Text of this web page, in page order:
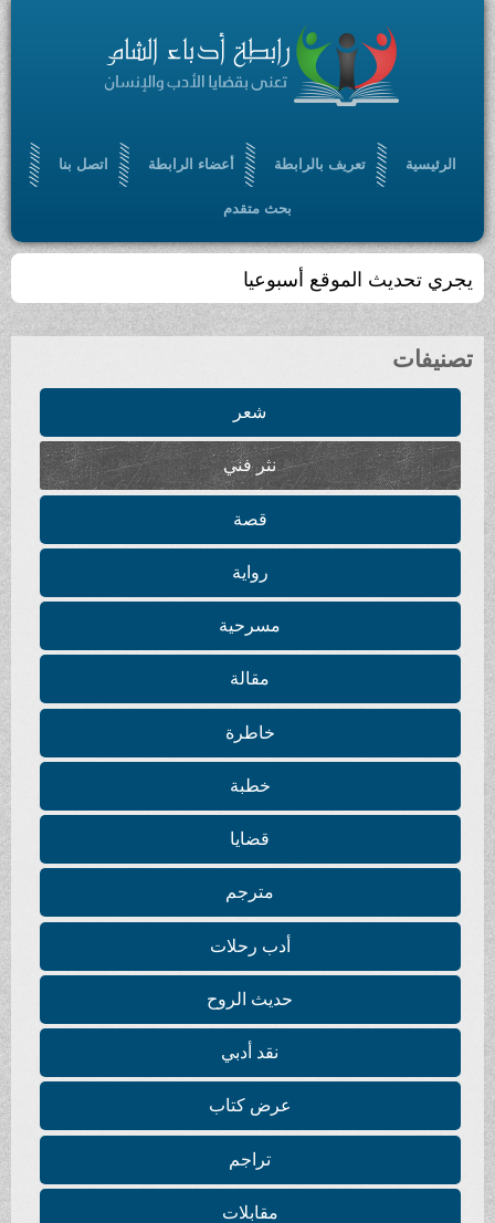
الرئيسية تعريف بالرابطة أعضاء الرابطة اتصل بنا
بحث متقدم
يجري تحديث الموقع أسبوعيا
تصنيفات
شعر
نثر فني
قصة
رواية
مسرحية
مقالة
خاطرة
خطبة
قضايا
مترجم
أدب رحلات
حديث الروح
نقد أدبي
عرض كتاب
تراجم
مقابلات